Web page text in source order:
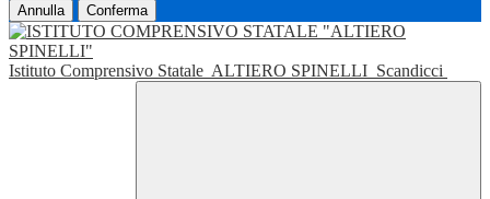
Annulla Conferma
Istituto Comprensivo Statale ALTIERO SPINELLI Scandicci